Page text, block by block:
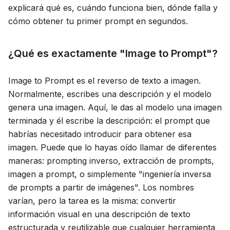
explicará qué es, cuándo funciona bien, dónde falla y
cómo obtener tu primer prompt en segundos.
¿Qué es exactamente "Image to Prompt"?
Image to Prompt es el reverso de texto a imagen.
Normalmente, escribes una descripción y el modelo
genera una imagen. Aquí, le das al modelo una imagen
terminada y él escribe la descripción: el prompt que
habrías necesitado introducir para obtener esa
imagen. Puede que lo hayas oído llamar de diferentes
maneras: prompting inverso, extracción de prompts,
imagen a prompt, o simplemente "ingeniería inversa
de prompts a partir de imágenes". Los nombres
varían, pero la tarea es la misma: convertir
información visual en una descripción de texto
estructurada y reutilizable que cualquier herramienta